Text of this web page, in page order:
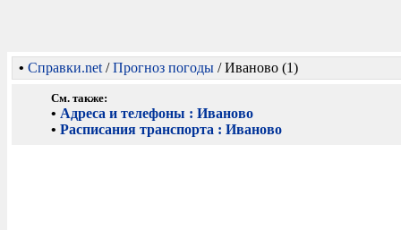
• Справки.net /Прогноз погоды / Иваново (1)
См. также:
• Адреса и телефоны : Иваново
•Расписания транспорта : Иваново